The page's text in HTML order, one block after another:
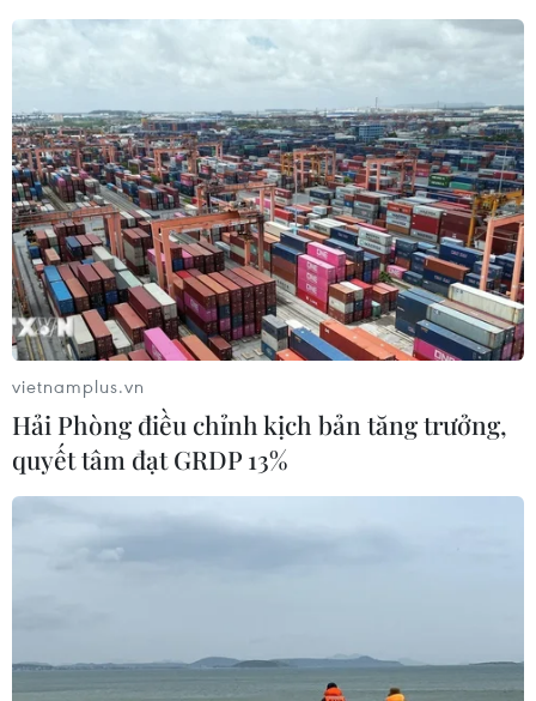
vietnamplus.vn
Hải Phòng điều chỉnh kịch bản tăng trưởng,
quyết tâm đạt GRDP 13%